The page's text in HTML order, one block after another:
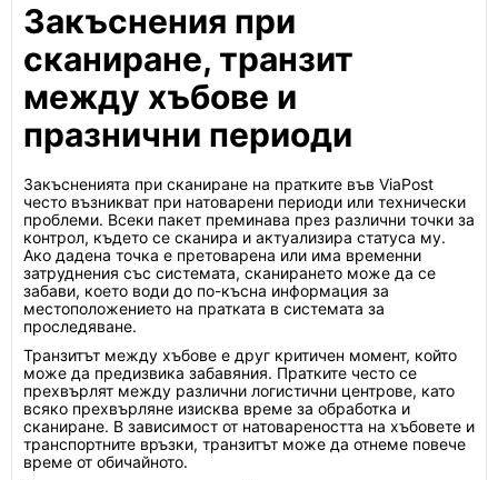
Закъснения при
сканиране, транзит
между хъбове и
празнични периоди
Закъсненията при сканиране на пратките във ViaPost
често възникват при натоварени периоди или технически
проблеми. Всеки пакет преминава през различни точки за
контрол, където се сканира и актуализира статуса му.
Ако дадена точка е претоварена или има временни
затруднения със системата, сканирането може да се
забави, което води до по-късна информация за
местоположението на пратката в системата за
проследяване.
Транзитът между хъбове е друг критичен момент, който
може да предизвика забавяния. Пратките често се
прехвърлят между различни логистични центрове, като
всяко прехвърляне изисква време за обработка и
сканиране. В зависимост от натовареността на хъбовете и
транспортните връзки, транзитът може да отнеме повече
време от обичайното.